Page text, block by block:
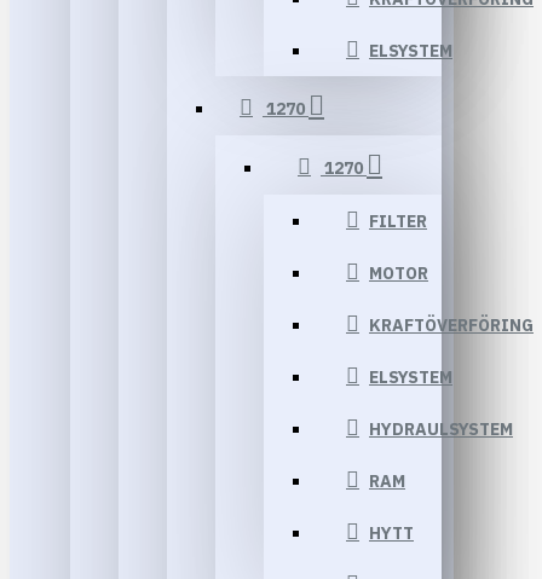
ELSYSTEM
1270
1270
FILTER
MOTOR
KRAFTÖVERFÖRING
ELSYSTEM
HYDRAULSYSTEM
RAM
HYTT